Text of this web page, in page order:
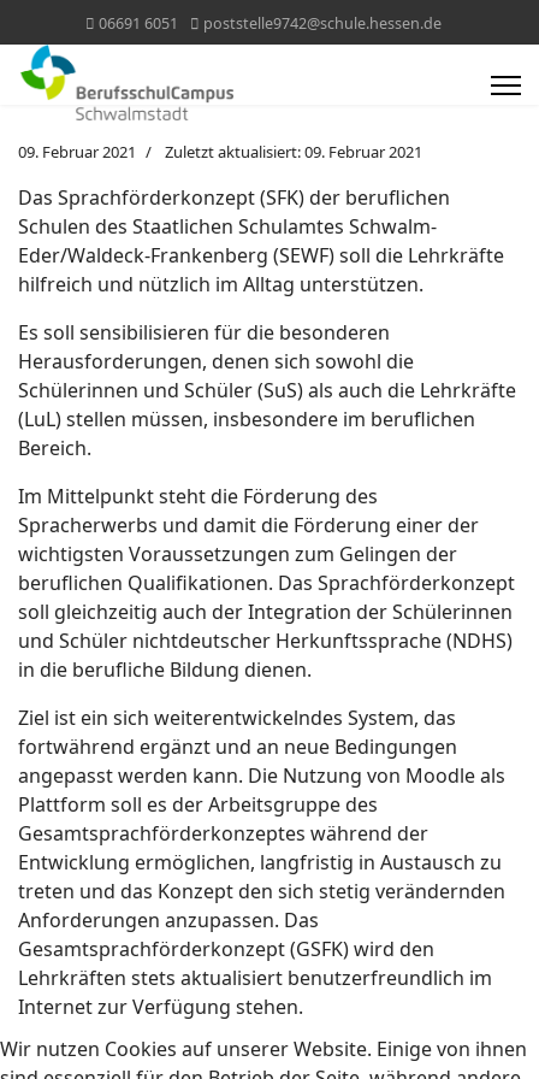
06691 6051 poststelle9742@schule.hessen.de
09. Februar 2021 Zuletzt aktualisiert: 09. Februar 2021
Das Sprachförderkonzept (SFK) der beruflichen
Schulen des Staatlichen Schulamtes Schwalm-
Eder/Waldeck-Frankenberg (SEWF) soll die Lehrkräfte
hilfreich und nützlich im Alltag unterstützen.
Es soll sensibilisieren für die besonderen
Herausforderungen, denen sich sowohl die
Schülerinnen und Schüler (SuS) als auch die Lehrkräfte
(LuL) stellen müssen, insbesondere im beruflichen
Bereich.
Im Mittelpunkt steht die Förderung des
Spracherwerbs und damit die Förderung einer der
wichtigsten Voraussetzungen zum Gelingen der
beruflichen Qualifikationen. Das Sprachförderkonzept
soll gleichzeitig auch der Integration der Schülerinnen
und Schüler nichtdeutscher Herkunftssprache (NDHS)
in die berufliche Bildung dienen.
Ziel ist ein sich weiterentwickelndes System, das
fortwährend ergänzt und an neue Bedingungen
angepasst werden kann. Die Nutzung von Moodle als
Plattform soll es der Arbeitsgruppe des
Gesamtsprachförderkonzeptes während der
Entwicklung ermöglichen, langfristig in Austausch zu
treten und das Konzept den sich stetig verändernden
Anforderungen anzupassen. Das
Gesamtsprachförderkonzept (GSFK) wird den
Lehrkräften stets aktualisiert benutzerfreundlich im
Internet zur Verfügung stehen.
Wir nutzen Cookies auf unserer Website. Einige von ihnen